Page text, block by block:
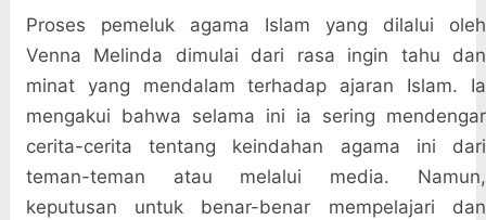
Proses pemeluk agama Islam yang dilalui oleh
Venna Melinda dimulai dari rasa ingin tahu dan
minat yang mendalam terhadap ajaran Islam. Ia
mengakui bahwa selama ini ia sering mendengar
cerita-cerita tentang keindahan agama ini dari
teman-teman atau melalui media. Namun,
keputusan untuk benar-benar mempelajari dan